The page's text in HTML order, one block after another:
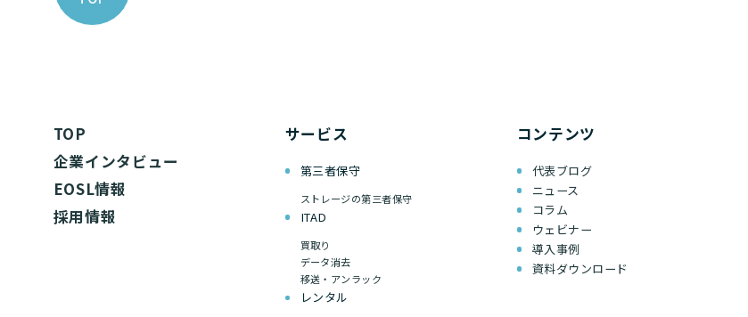
TOP
企業インタビュー
EOSL情報
採用情報
サービス
第三者保守
ストレージの第三者保守
ITAD
買取り
データ消去
移送・アンラック
レンタル
コンテンツ
代表ブログ
ニュース
コラム
ウェビナー
導入事例
資料ダウンロード